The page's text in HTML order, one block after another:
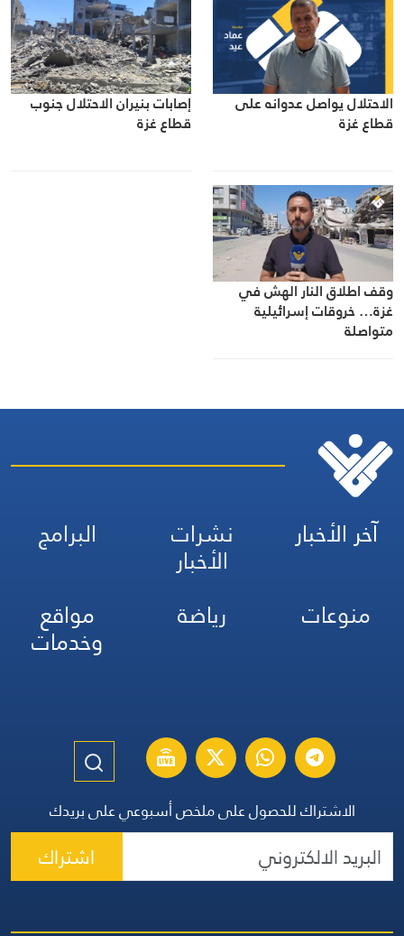
الاحتلال يواصل عدوانه على
قطاع غزة
إصابات بنيران الاحتلال جنوب
قطاع غزة
وقف اطلاق النار الهش في
غزة… خروقات إسرائيلية
متواصلة
آخر الأخبار نشرات
الأخبار
البرامج
منوعات
رياضة مواقع
وخدمات
الاشتراك للحصول على ملخص أسبوعي على بريدك
اشتراك